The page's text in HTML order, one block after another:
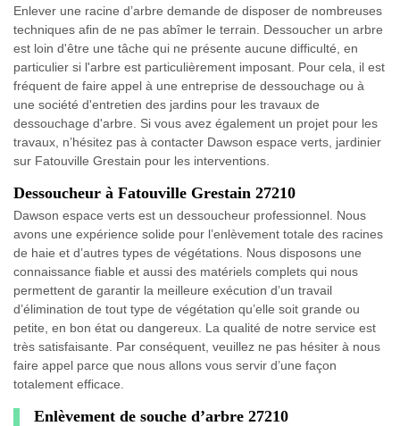
Enlever une racine d’arbre demande de disposer de nombreuses
techniques afin de ne pas abîmer le terrain. Dessoucher un arbre
est loin d'être une tâche qui ne présente aucune difficulté, en
particulier si l'arbre est particulièrement imposant. Pour cela, il est
fréquent de faire appel à une entreprise de dessouchage ou à
une société d'entretien des jardins pour les travaux de
dessouchage d'arbre. Si vous avez également un projet pour les
travaux, n’hésitez pas à contacter Dawson espace verts, jardinier
sur Fatouville Grestain pour les interventions.
Dessoucheur à Fatouville Grestain 27210
Dawson espace verts est un dessoucheur professionnel. Nous
avons une expérience solide pour l’enlèvement totale des racines
de haie et d’autres types de végétations. Nous disposons une
connaissance fiable et aussi des matériels complets qui nous
permettent de garantir la meilleure exécution d’un travail
d’élimination de tout type de végétation qu’elle soit grande ou
petite, en bon état ou dangereux. La qualité de notre service est
très satisfaisante. Par conséquent, veuillez ne pas hésiter à nous
faire appel parce que nous allons vous servir d’une façon
totalement efficace.
Enlèvement de souche d’arbre 27210